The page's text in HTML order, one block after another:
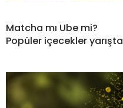
Matcha mı Ube mi?
Popüler içecekler yarışta